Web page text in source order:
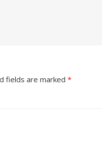
fields are marked *